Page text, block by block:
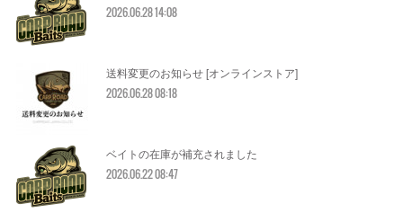
2026.06.28 14:08
送料変更のお知らせ [オンラインストア]
2026.06.28 08:18
ベイトの在庫が補充されました
2026.06.22 08:47